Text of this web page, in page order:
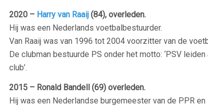
2020 – Harry van Raaij (84), overleden.
Hij was een Nederlands voetbalbestuurder.
Van Raaij was van 1996 tot 2004 voorzitter van de
De clubman bestuurde PS onder het motto: ‘PSV
club’.
2015 – Ronald Bandell (69) overleden.
Hij was een Nederlandse burgemeester van de PPR en